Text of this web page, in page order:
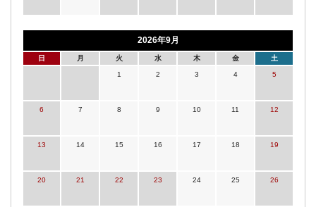
2026年9月
日 月 火 水 木 金 土
1 2 3 4 5
6 7 8 9 10 11 12
13 14 15 16 17 18 19
20 21 22 23 24 25 26